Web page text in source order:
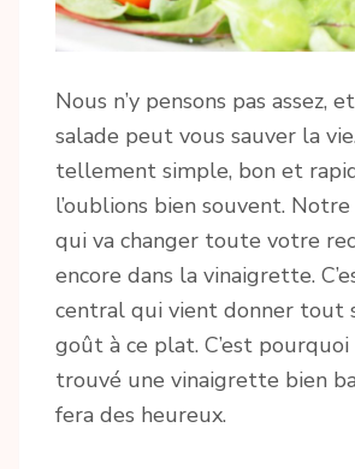
Nous n’y pensons pas assez,
salade peut vous sauver la
tellement simple, bon et
l’oublions bien souvent.
qui va changer toute votre
encore dans la vinaigrette.
central qui vient donner tout
goût à ce plat. C’est pourquoi
trouvé une vinaigrette bien
fera des heureux.